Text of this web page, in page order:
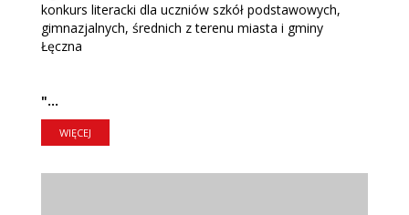
konkurs literacki dla uczniów szkół podstawowych,
gimnazjalnych, średnich z terenu miasta i gminy
Łęczna
"...
WIĘCEJ